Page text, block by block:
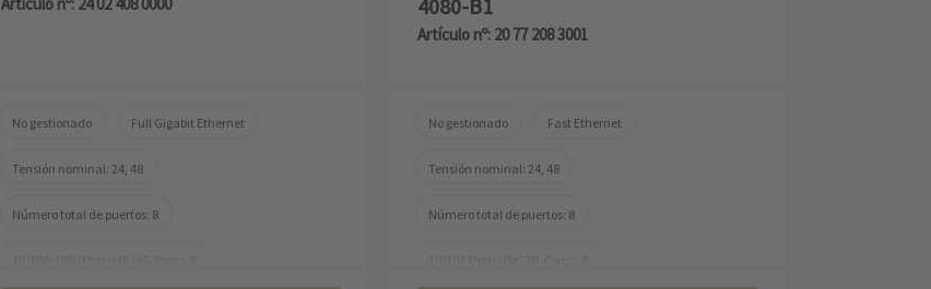
No gestionado Full Gigabit Ethernet
Tensión nominal: 24, 48
Número total de puertos: 8
4080-B1
Artículo nº: 20 77 208 3001
No gestionado Fast Ethernet
Tensión nominal: 24, 48
Número total de puertos: 8